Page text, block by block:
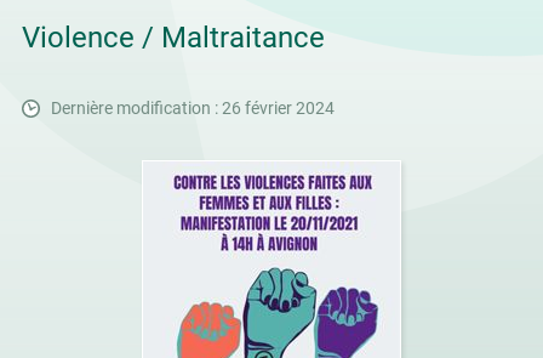
Violence / Maltraitance
Dernière modification : 26 février 2024